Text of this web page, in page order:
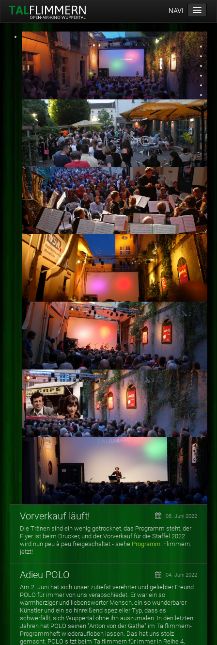
NAVI
Home
Programm
Service
Ticketinfos
Ort
Anreise
Wetter
Kinogutschein
Konzept
Archiv
Kontakt
Impressum
Datenschutz
Vorverkauf läuft! 08. Juni 2022
Die Tränen sind ein wenig getrocknet, das Programm steht, der
Flyer ist beim Drucker, und der Vorverkauf für die Staffel 2022
wird nun peu à peu freigeschaltet - siehe Programm. Flimmern:
jetzt!
Adieu POLO 04. Juni 2022
Am 2. Juni hat sich unser zutiefst verehrter und geliebter Freund
POLO für immer von uns verabschiedet. Er war ein so
warmherziger und liebenswerter Mensch, ein so wunderbarer
Künstler und ein so hinreißend spezieller Typ, dass es
schwerfällt, sich Wuppertal ohne ihn auszumalen. In den letzten
Jahren hat POLO seinen "Anton von der Gathe" im Talflimmern-
Programmheft wiederaufleben lassen. Das hat uns stolz
gemacht. POLO sitzt beim Talflimmern für immer in Reihe 4,